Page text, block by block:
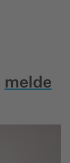
melde